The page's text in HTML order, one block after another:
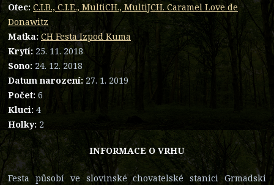
Otec: C.I.B., C.I.E., MultiCH., MultiJCH. Caramel Love de
Donawitz
Matka: CH Festa Izpod Kuma
Krytí: 25. 11. 2018
Sono: 24. 12. 2018
Datum narození: 27. 1. 2019
Počet: 6
Kluci: 4
Holky: 2
INFORMACE O VRHU
Festa působí ve slovinské chovatelské stanici Grmadski